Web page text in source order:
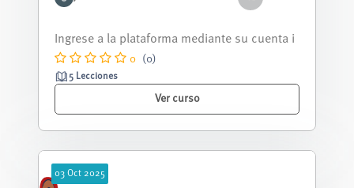
septiembre 2025 - febrero 2026.
0 (0)
5 Lecciones
Ver curso
03 Oct 2025